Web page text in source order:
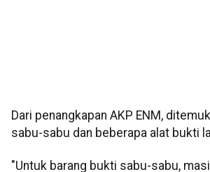
Dari penangkapan AKP ENM,
sabu-sabu dan beberapa alat bukti
"Untuk barang bukti sabu-sabu,